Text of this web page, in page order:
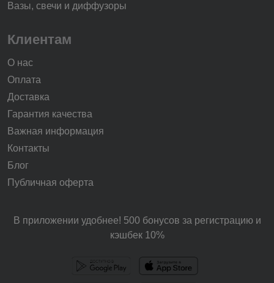
Вазы, свечи и диффузоры
Клиентам
О нас
Оплата
Доставка
Гарантия качества
Важная информация
Контакты
Блог
Публичная оферта
В приложении удобнее! 500 бонусов за регистрацию и
кэшбек 10%